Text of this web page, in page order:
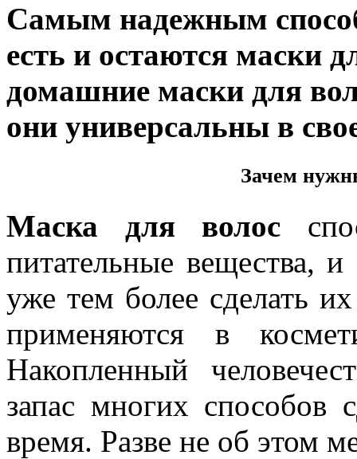
Самым надежным
есть и остаются маски
домашние маски для
они универсальны в
Зачем
Маска для волос
питательные вещества,
уже тем более сделать
применяются в
Накопленный
запас многих способов
время. Разве не об этом